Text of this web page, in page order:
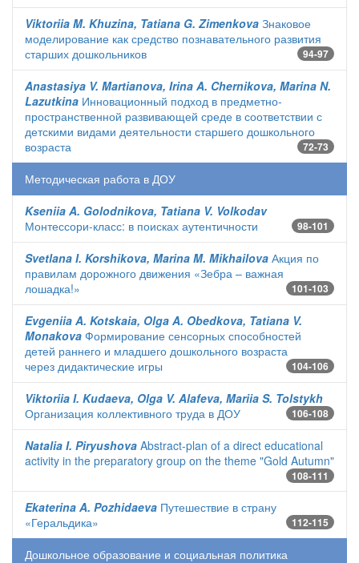
Viktoriia M. Khuzina, Tatiana G. Zimenkova Знаковое
моделирование как средство познавательного развития
старших дошкольников
94-97
Anastasiya V. Martianova, Irina A. Chernikova, Marina N.
Lazutkina Инновационный подход в предметно-
пространственной развивающей среде в соответствии с
детскими видами деятельности старшего дошкольного
возраста
72-73
Методическая работа в ДОУ
Kseniia A. Golodnikova, Tatiana V. Volkodav
Монтессори-класс: в поисках аутентичности
98-101
Svetlana I. Korshikova, Marina M. Mikhailova Акция по
правилам дорожного движения «Зебра – важная
лошадка!»
101-103
Evgeniia A. Kotskaia, Olga A. Obedkova, Tatiana V.
Monakova Формирование сенсорных способностей
детей раннего и младшего дошкольного возраста
через дидактические игры
104-106
Viktoriia I. Kudaeva, Olga V. Alafeva, Mariia S. Tolstykh
Организация коллективного труда в ДОУ
106-108
Natalia I. Piryushova Abstract-plan of a direct educational
activity in the preparatory group on the theme "Gold Autumn"
108-111
Ekaterina A. Pozhidaeva Путешествие в страну
«Геральдика»
112-115
Дошкольное образование и социальная политика